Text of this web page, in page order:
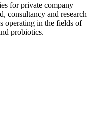
for private company
consultancy and research
operating in the fields of
probiotics.